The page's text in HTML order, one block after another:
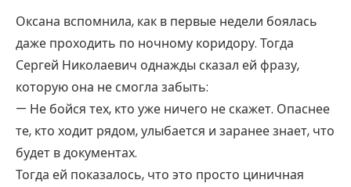
Оксана вспомнила, как в первые недели боялась
даже проходить по ночному коридору. Тогда
Сергей Николаевич однажды сказал ей фразу,
которую она не смогла забыть:
— Не бойся тех, кто уже ничего не скажет. Опаснее
те, кто ходит рядом, улыбается и заранее знает, что
будет в документах.
Тогда ей показалось, что это просто циничная